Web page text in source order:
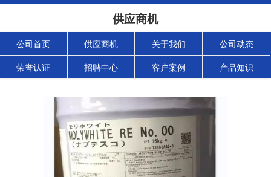
供应商机
公司首页 供应商机 关于我们 公司动态
荣誉认证 招聘中心 客户案例 产品知识